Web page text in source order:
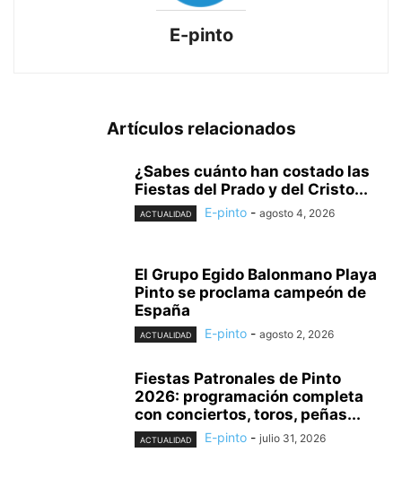
E-pinto
Artículos relacionados
¿Sabes cuánto han costado las
Fiestas del Prado y del Cristo...
ACTUALIDAD E-pinto - agosto 4, 2026
El Grupo Egido Balonmano Playa
Pinto se proclama campeón de
España
ACTUALIDAD E-pinto - agosto 2, 2026
Fiestas Patronales de Pinto
2026: programación completa
con conciertos, toros, peñas...
ACTUALIDAD E-pinto - julio 31, 2026